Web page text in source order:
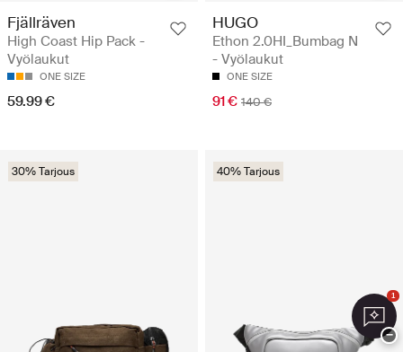
Fjällräven
High Coast Hip Pack -
Vyölaukut
ONE SIZE
59.99 €
HUGO
Ethon 2.0HI_Bumbag N
- Vyölaukut
ONE SIZE
91 € 140 €
30% Tarjous 40% Tarjous
1
−